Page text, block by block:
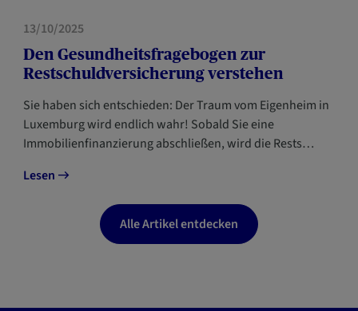
VORSORGE
13/10/2025
Den Gesundheitsfragebogen zur
Restschuldversicherung verstehen
Sie haben sich entschieden: Der Traum vom Eigenheim in
Luxemburg wird endlich wahr! Sobald Sie eine
Immobilienfinanzierung abschließen, wird die Rests…
Lesen
Alle Artikel entdecken